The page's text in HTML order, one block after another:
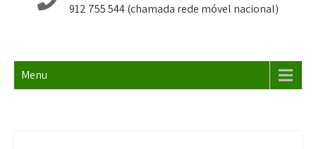
912 755 544 (chamada rede móvel nacional)
Menu